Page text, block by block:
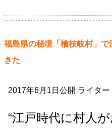
福島県の秘境「檜枝岐村」
きた
2017年6月1日公開 ライター
“江戸時代に村人